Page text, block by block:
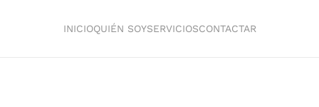
INICIOQUIÉN SOYSERVICIOSCONTACTAR